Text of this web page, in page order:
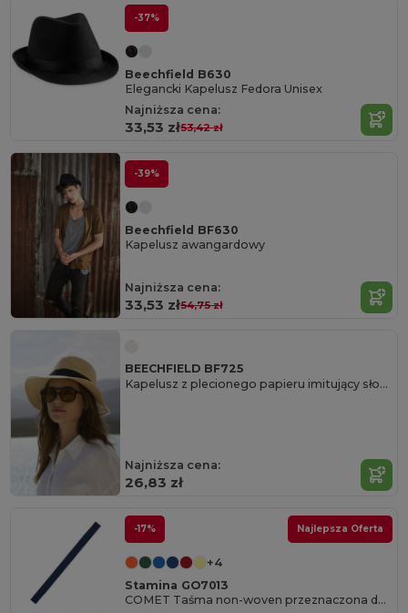
-37%
Beechfield B630
Elegancki Kapelusz Fedora Unisex
Najniższa cena:
33,53 zł53,42 zł
-39%
Beechfield BF630
Kapelusz awangardowy
Najniższa cena:
33,53 zł54,75 zł
BEECHFIELD BF725
Kapelusz z plecionego papieru imitujący słomę
Najniższa cena:
26,83 zł
-17% Najlepsza Oferta
+4
Stamina GO7013
COMET Taśma non-woven przeznaczona do włókninych kapeluszy